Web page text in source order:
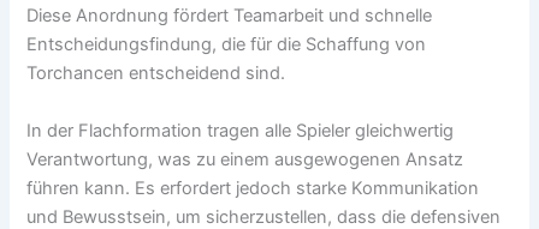
Diese Anordnung fördert Teamarbeit und schnelle
Entscheidungsfindung, die für die Schaffung von
Torchancen entscheidend sind.
In der Flachformation tragen alle Spieler gleichwertig
Verantwortung, was zu einem ausgewogenen Ansatz
führen kann. Es erfordert jedoch starke Kommunikation
und Bewusstsein, um sicherzustellen, dass die defensiven